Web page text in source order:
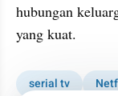
hubungan
yang kuat.
serial tv